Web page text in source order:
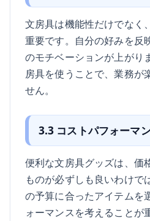
文房具は機能性だけでなく
重要です。自分の好みを反
のモチベーションが上がり
房具を使うことで、業務が
せん。
3.3 コストパフォーマ
便利な文房具グッズは、価
ものが必ずしも良いわけで
の予算に合ったアイテムを
ォーマンスを考えることが